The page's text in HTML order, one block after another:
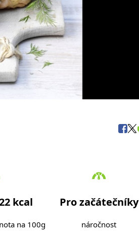
kcal
na 100g
Pro začátečníky
náročnost